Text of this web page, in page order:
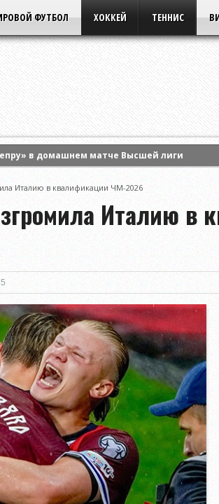
ФУТБОЛ ХОККЕЙ ТЕННИС
в домашнем матче Высшей лиги
Италию в квалификации ЧМ-2026
Италию в